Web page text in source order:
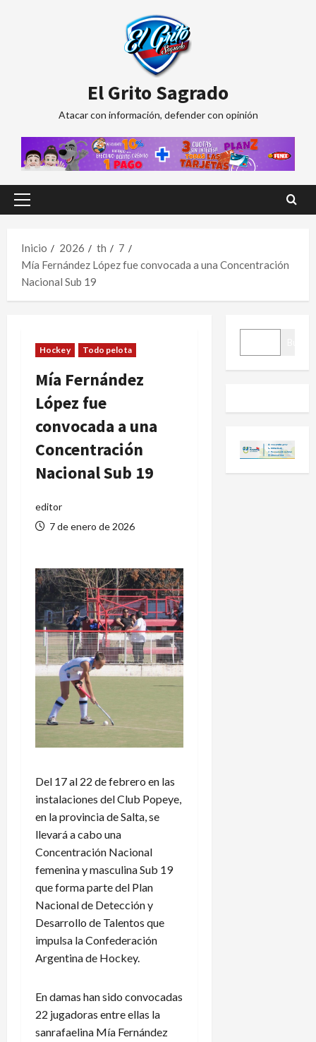
El Grito Sagrado
Atacar con información, defender con opinión
Menú
Inicio
2026 th
7
Mía Fernández López fue convocada a una Concentración
Nacional Sub 19
Hockey Todo pelota
Mía Fernández
López fue
convocada a una
Concentración
Nacional Sub 19
editor
7 de enero de 2026
Del 17 al 22 de febrero en las
instalaciones del Club Popeye,
en la provincia de Salta, se
llevará a cabo una
Concentración Nacional
femenina y masculina Sub 19
que forma parte del Plan
Nacional de Detección y
Desarrollo de Talentos que
impulsa la Confederación
Argentina de Hockey.
En damas han sido convocadas
22 jugadoras entre ellas la
sanrafaelina Mía Fernández